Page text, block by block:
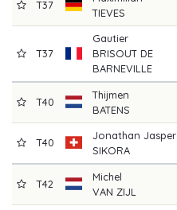
T37
TIEVES
T37
Gautier
BRISOUT DE
BARNEVILLE
T40
Thijmen
BATENS
T40
Jonathan Jasper
SIKORA
T42
Michel
VAN ZIJL